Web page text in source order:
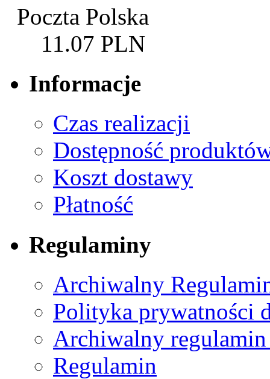
Poczta Polska
11.07 PLN
Informacje
Czas realizacji
Dostępność
Koszt dostawy
Płatność
Regulaminy
Archiwalny
Polityka prywatności
Archiwalny
Regulamin